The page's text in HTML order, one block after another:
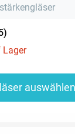
)
Lager
auswählen